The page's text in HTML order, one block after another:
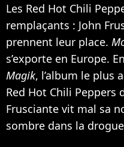
Les Red Hot Chili
remplaçants : John
prennent leur place.
s’exporte en Europe.
Magik, l’album le plus
Red Hot Chili Peppers
Frusciante vit mal sa
sombre dans la